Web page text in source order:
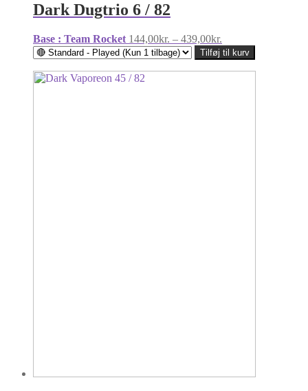
Dark Dugtrio 6 / 82
Base : Team Rocket 144,00kr. – 439,00kr.
144,00kr.
til
439,00kr.
Tilføj til kurv